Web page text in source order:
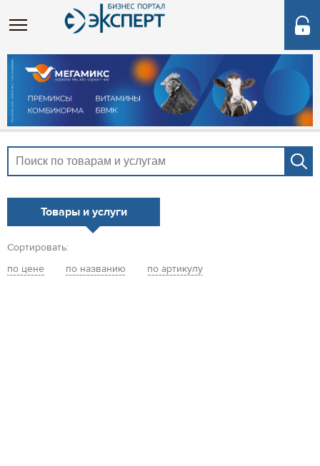
Товары и услуги
Сортировать:
по цене
по названию по артикулу